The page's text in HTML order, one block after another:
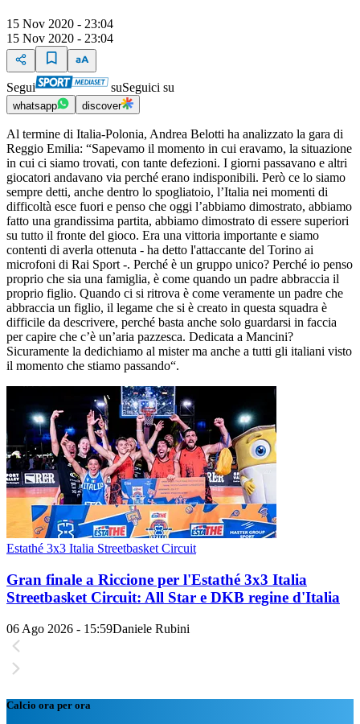
15 Nov 2020 - 23:04
15 Nov 2020 - 23:04
Segui suSeguici su
whatsapp discover
Al termine di Italia-Polonia, Andrea Belotti ha analizzato la gara di
Reggio Emilia: “Sapevamo il momento in cui eravamo, la situazione
in cui ci siamo trovati, con tante defezioni. I giorni passavano e altri
giocatori andavano via perché erano indisponibili. Però ce lo siamo
sempre detti, anche dentro lo spogliatoio, l’Italia nei momenti di
difficoltà esce fuori e penso che oggi l’abbiamo dimostrato, abbiamo
fatto una grandissima partita, abbiamo dimostrato di essere superiori
su tutto il fronte del gioco. Era una vittoria importante e siamo
contenti di averla ottenuta - ha detto l'attaccante del Torino ai
microfoni di Rai Sport -. Perché è un gruppo unico? Perché io penso
proprio che sia una famiglia, è come quando un padre abbraccia il
proprio figlio. Quando ci si ritrova è come veramente un padre che
abbraccia un figlio, il legame che si è creato in questa squadra è
difficile da descrivere, perché basta anche solo guardarsi in faccia
per capire che c’è un’aria pazzesca. Dedicata a Mancini?
Sicuramente la dedichiamo al mister ma anche a tutti gli italiani visto
il momento che stiamo passando“.
Estathé 3x3 Italia Streetbasket Circuit
Gran finale a Riccione per l'Estathé 3x3 Italia
Streetbasket Circuit: All Star e DKB regine d'Italia
06 Ago 2026 - 15:59Daniele Rubini
Calcio ora per ora